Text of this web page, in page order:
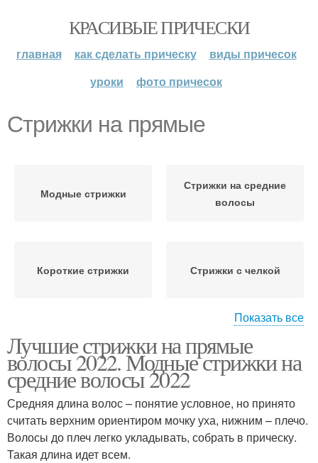
КРАСИВЫЕ ПРИЧЕСКИ
главная как сделать прическу
виды причесок
уроки
фото причесок
Стрижки на прямые
Модные стрижки
Стрижки на средние
волосы
Короткие стрижки Стрижки с челкой
Стрижки для мальчиков Актуальные стрижки
Детские стрижки Стильные стрижки
Показать все
Лучшие стрижки на прямые
волосы 2022. Модные стрижки на
средние волосы 2022
Средняя длина волос – понятие условное, но принято
считать верхним ориентиром мочку уха, нижним – плечо.
Волосы до плеч легко укладывать, собрать в прическу.
Такая длина идет всем.